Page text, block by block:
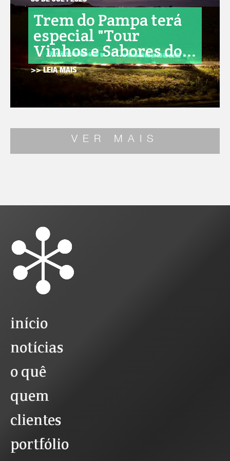
Trem do Pampa terá
especial "Tour
Vinhos e Sabores do...
>> LEIA MAIS
VER MAIS
início
notícias
o quê
quem
clientes
portfólio